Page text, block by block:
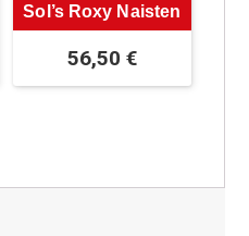
Sol’s Roxy Naisten
56,50 €